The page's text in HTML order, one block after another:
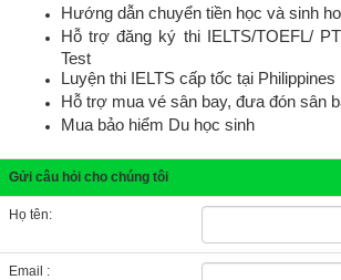
Hướng dẫn chuyển tiền học và sinh
Hỗ trợ đăng ký thi IELTS/TOEFL/
Test
Luyện thi IELTS cấp tốc tại Philippines
Hỗ trợ mua vé sân bay, đưa đón sân
Mua bảo hiểm Du học sinh
Gửi câu hỏi cho chúng tôi
Họ tên:
Email :